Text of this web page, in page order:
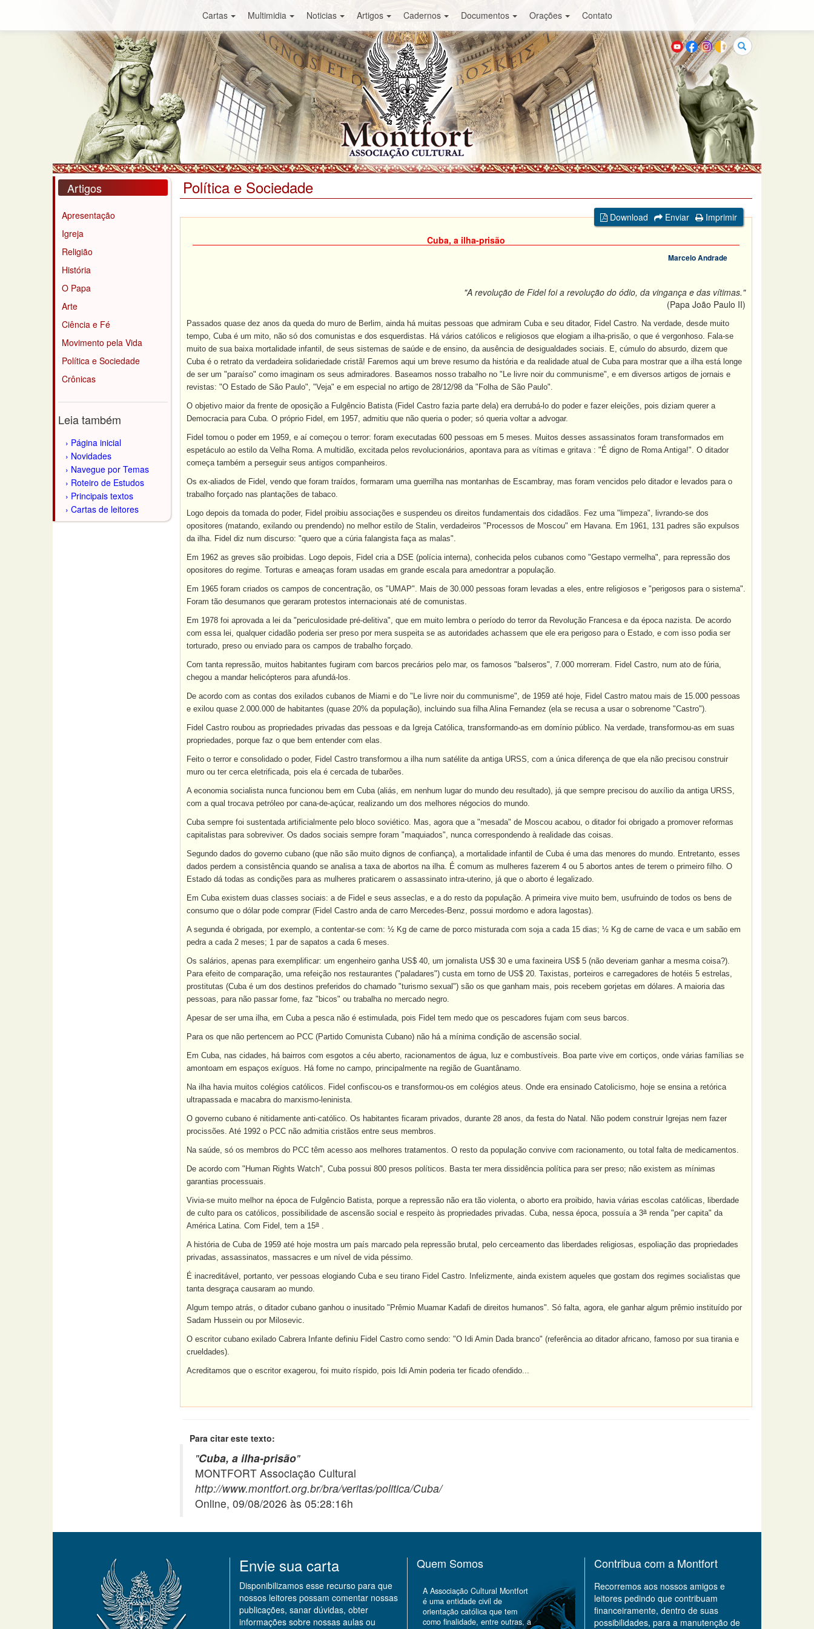
Cartas Multimidia Noticias Artigos Cadernos Documentos Orações Contato
Buscar
Artigos
Apresentação
Igreja
Religião
História
O Papa
Arte
Ciência e Fé
Movimento pela Vida
Política e Sociedade
Crônicas
Leia também
Página inicial
Novidades
Navegue por Temas
Roteiro de Estudos
Principais textos
Cartas de leitores
Política e Sociedade
Download Enviar
Imprimir
Cuba, a ilha-prisão
Marcelo Andrade
"A revolução de Fidel foi a revolução do ódio, da vingança e das vítimas."
(Papa João Paulo II)
Passados quase dez anos da queda do muro de Berlim, ainda há muitas pessoas que admiram Cuba e seu ditador, Fidel Castro. Na verdade, desde muito
tempo, Cuba é um mito, não só dos comunistas e dos esquerdistas. Há vários católicos e religiosos que elogiam a ilha-prisão, o que é vergonhoso. Fala-se
muito de sua baixa mortalidade infantil, de seus sistemas de saúde e de ensino, da ausência de desigualdades sociais. E, cúmulo do absurdo, dizem que
Cuba é o retrato da verdadeira solidariedade cristã! Faremos aqui um breve resumo da história e da realidade atual de Cuba para mostrar que a ilha está longe
de ser um "paraíso" como imaginam os seus admiradores. Baseamos nosso trabalho no "Le livre noir du communisme", e em diversos artigos de jornais e
revistas: "O Estado de São Paulo", "Veja" e em especial no artigo de 28/12/98 da "Folha de São Paulo".
O objetivo maior da frente de oposição a Fulgêncio Batista (Fidel Castro fazia parte dela) era derrubá-lo do poder e fazer eleições, pois diziam querer a
Democracia para Cuba. O próprio Fidel, em 1957, admitiu que não queria o poder; só queria voltar a advogar.
Fidel tomou o poder em 1959, e aí começou o terror: foram executadas 600 pessoas em 5 meses. Muitos desses assassinatos foram transformados em
espetáculo ao estilo da Velha Roma. A multidão, excitada pelos revolucionários, apontava para as vítimas e gritava : "É digno de Roma Antiga!". O ditador
começa também a perseguir seus antigos companheiros.
Os ex-aliados de Fidel, vendo que foram traídos, formaram uma guerrilha nas montanhas de Escambray, mas foram vencidos pelo ditador e levados para o
trabalho forçado nas plantações de tabaco.
Logo depois da tomada do poder, Fidel proibiu associações e suspendeu os direitos fundamentais dos cidadãos. Fez uma "limpeza", livrando-se dos
opositores (matando, exilando ou prendendo) no melhor estilo de Stalin, verdadeiros "Processos de Moscou" em Havana. Em 1961, 131 padres são expulsos
da ilha. Fidel diz num discurso: "quero que a cúria falangista faça as malas".
Em 1962 as greves são proibidas. Logo depois, Fidel cria a DSE (polícia interna), conhecida pelos cubanos como "Gestapo vermelha", para repressão dos
opositores do regime. Torturas e ameaças foram usadas em grande escala para amedontrar a população.
Em 1965 foram criados os campos de concentração, os "UMAP". Mais de 30.000 pessoas foram levadas a eles, entre religiosos e "perigosos para o sistema".
Foram tão desumanos que geraram protestos internacionais até de comunistas.
Em 1978 foi aprovada a lei da "periculosidade pré-delitiva", que em muito lembra o período do terror da Revolução Francesa e da época nazista. De acordo
com essa lei, qualquer cidadão poderia ser preso por mera suspeita se as autoridades achassem que ele era perigoso para o Estado, e com isso podia ser
torturado, preso ou enviado para os campos de trabalho forçado.
Com tanta repressão, muitos habitantes fugiram com barcos precários pelo mar, os famosos "balseros", 7.000 morreram. Fidel Castro, num ato de fúria,
chegou a mandar helicópteros para afundá-los.
De acordo com as contas dos exilados cubanos de Miami e do "Le livre noir du communisme", de 1959 até hoje, Fidel Castro matou mais de 15.000 pessoas
e exilou quase 2.000.000 de habitantes (quase 20% da população), incluindo sua filha Alina Fernandez (ela se recusa a usar o sobrenome "Castro").
Fidel Castro roubou as propriedades privadas das pessoas e da Igreja Católica, transformando-as em domínio público. Na verdade, transformou-as em suas
propriedades, porque faz o que bem entender com elas.
Feito o terror e consolidado o poder, Fidel Castro transformou a ilha num satélite da antiga URSS, com a única diferença de que ela não precisou construir
muro ou ter cerca eletrificada, pois ela é cercada de tubarões.
A economia socialista nunca funcionou bem em Cuba (aliás, em nenhum lugar do mundo deu resultado), já que sempre precisou do auxílio da antiga URSS,
com a qual trocava petróleo por cana-de-açúcar, realizando um dos melhores négocios do mundo.
Cuba sempre foi sustentada artificialmente pelo bloco soviético. Mas, agora que a "mesada" de Moscou acabou, o ditador foi obrigado a promover reformas
capitalistas para sobreviver. Os dados sociais sempre foram "maquiados", nunca correspondendo à realidade das coisas.
Segundo dados do governo cubano (que não são muito dignos de confiança), a mortalidade infantil de Cuba é uma das menores do mundo. Entretanto, esses
dados perdem a consistência quando se analisa a taxa de abortos na ilha. É comum as mulheres fazerem 4 ou 5 abortos antes de terem o primeiro filho. O
Estado dá todas as condições para as mulheres praticarem o assassinato intra-uterino, já que o aborto é legalizado.
Em Cuba existem duas classes sociais: a de Fidel e seus asseclas, e a do resto da população. A primeira vive muito bem, usufruindo de todos os bens de
consumo que o dólar pode comprar (Fidel Castro anda de carro Mercedes-Benz, possui mordomo e adora lagostas).
A segunda é obrigada, por exemplo, a contentar-se com: ½ Kg de carne de porco misturada com soja a cada 15 dias; ½ Kg de carne de vaca e um sabão em
pedra a cada 2 meses; 1 par de sapatos a cada 6 meses.
Os salários, apenas para exemplificar: um engenheiro ganha US$ 40, um jornalista US$ 30 e uma faxineira US$ 5 (não deveriam ganhar a mesma coisa?).
Para efeito de comparação, uma refeição nos restaurantes ("paladares") custa em torno de US$ 20. Taxistas, porteiros e carregadores de hotéis 5 estrelas,
prostitutas (Cuba é um dos destinos preferidos do chamado "turismo sexual") são os que ganham mais, pois recebem gorjetas em dólares. A maioria das
pessoas, para não passar fome, faz "bicos" ou trabalha no mercado negro.
Apesar de ser uma ilha, em Cuba a pesca não é estimulada, pois Fidel tem medo que os pescadores fujam com seus barcos.
Para os que não pertencem ao PCC (Partido Comunista Cubano) não há a mínima condição de ascensão social.
Em Cuba, nas cidades, há bairros com esgotos a céu aberto, racionamentos de água, luz e combustíveis. Boa parte vive em cortiços, onde várias famílias se
amontoam em espaços exíguos. Há fome no campo, principalmente na região de Guantânamo.
Na ilha havia muitos colégios católicos. Fidel confiscou-os e transformou-os em colégios ateus. Onde era ensinado Catolicismo, hoje se ensina a retórica
ultrapassada e macabra do marxismo-leninista.
O governo cubano é nitidamente anti-católico. Os habitantes ficaram privados, durante 28 anos, da festa do Natal. Não podem construir Igrejas nem fazer
procissões. Até 1992 o PCC não admitia cristãos entre seus membros.
Na saúde, só os membros do PCC têm acesso aos melhores tratamentos. O resto da população convive com racionamento, ou total falta de medicamentos.
De acordo com "Human Rights Watch", Cuba possui 800 presos políticos. Basta ter mera dissidência política para ser preso; não existem as mínimas
garantias processuais.
Vivia-se muito melhor na época de Fulgêncio Batista, porque a repressão não era tão violenta, o aborto era proibido, havia várias escolas católicas, liberdade
de culto para os católicos, possibilidade de ascensão social e respeito às propriedades privadas. Cuba, nessa época, possuía a 3a renda "per capita" da
América Latina. Com Fidel, tem a 15a .
A história de Cuba de 1959 até hoje mostra um país marcado pela repressão brutal, pelo cerceamento das liberdades religiosas, espoliação das propriedades
privadas, assassinatos, massacres e um nível de vida péssimo.
É inacreditável, portanto, ver pessoas elogiando Cuba e seu tirano Fidel Castro. Infelizmente, ainda existem aqueles que gostam dos regimes socialistas que
tanta desgraça causaram ao mundo.
Algum tempo atrás, o ditador cubano ganhou o inusitado "Prêmio Muamar Kadafi de direitos humanos". Só falta, agora, ele ganhar algum prêmio instituído por
Sadam Hussein ou por Milosevic.
O escritor cubano exilado Cabrera Infante definiu Fidel Castro como sendo: "O Idi Amin Dada branco" (referência ao ditador africano, famoso por sua tirania e
crueldades).
Acreditamos que o escritor exagerou, foi muito ríspido, pois Idi Amin poderia ter ficado ofendido...
Para citar este texto:
"Cuba, a ilha-prisão"
MONTFORT Associação Cultural
http://www.montfort.org.br/bra/veritas/politica/Cuba/
Online, 09/08/2026 às 05:28:16h
Envie sua carta
Disponibilizamos esse recurso para que
nossos leitores possam comentar nossas
publicações, sanar dúvidas, obter
informações sobre nossas aulas ou
Quem Somos
A Associação Cultural Montfort
é uma entidade civil de
orientação católica que tem
como finalidade, entre outras, a
Contribua com a Montfort
Recorremos aos nossos amigos e
leitores pedindo que contribuam
financeiramente, dentro de suas
possibilidades, para a manutenção de